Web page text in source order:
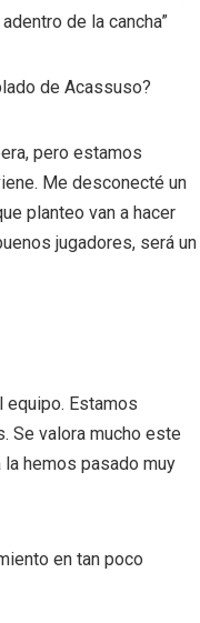
de la cancha”
de Acassuso?
pero estamos
Me desconecté un
planteo van a hacer
jugadores, será un
Estamos
Se valora mucho este
hemos pasado muy
en tan poco